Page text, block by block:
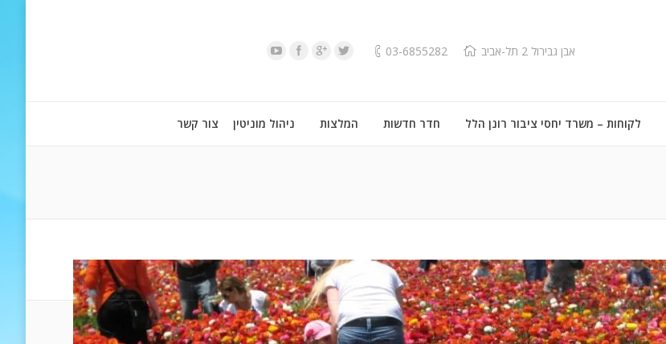
אבן גבירול 2 תל-אביב 03-6855282
לקוחות – משרד יחסי ציבור רונן הלל חדר חדשות המלצות ניהול מוניטין צור קשר